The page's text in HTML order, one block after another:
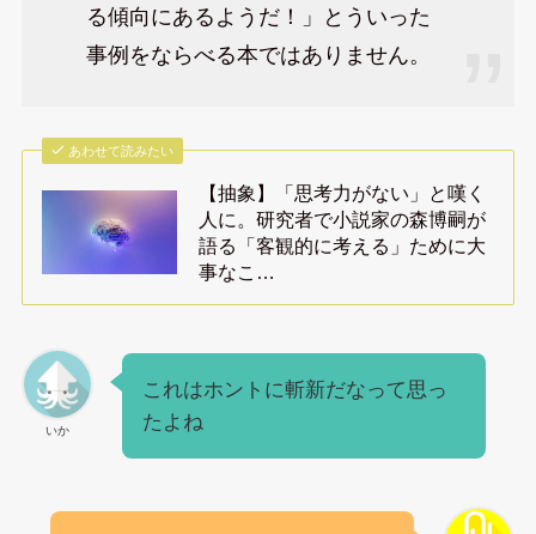
る傾向にあるようだ！」とういった
事例をならべる本ではありません。
あわせて読みたい
【抽象】「思考力がない」と嘆く
人に。研究者で小説家の森博嗣が
語る「客観的に考える」ために大
事なこ…
いか
これはホントに斬新だなって思っ
たよね